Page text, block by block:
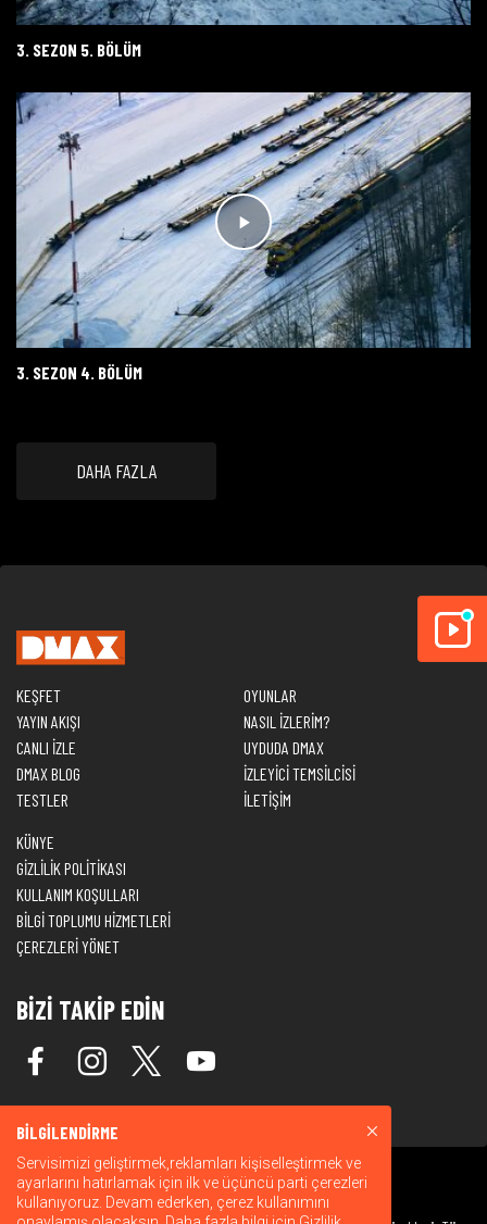
3. SEZON 5. BÖLÜM
3. SEZON 4. BÖLÜM
DAHA FAZLA
KEŞFET
YAYIN AKIŞI
CANLI İZLE
DMAX BLOG
TESTLER
OYUNLAR
NASIL İZLERİM?
UYDUDA DMAX
İZLEYİCİ TEMSİLCİSİ
İLETİŞİM
KÜNYE
GİZLİLİK POLİTİKASI
KULLANIM KOŞULLARI
BİLGİ TOPLUMU HİZMETLERİ
ÇEREZLERİ YÖNET
BİZİ TAKİP EDİN
BİLGİLENDİRME
Servisimizi geliştirmek,reklamları kişiselleştirmek ve
ayarlarını hatırlamak için ilk ve üçüncü parti çerezleri
kullanıyoruz. Devam ederken, çerez kullanımını